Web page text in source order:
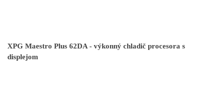
XPG Maestro Plus 62DA - výkonný chladič procesora s
displejom